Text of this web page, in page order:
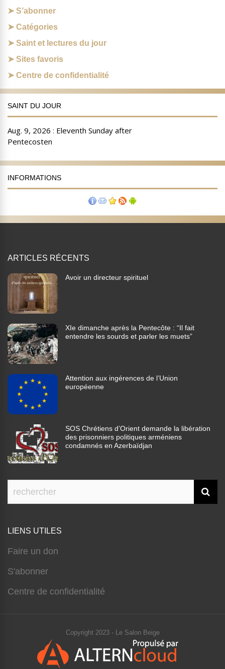
S’abonner
Catégories
Saint et lectures du jour
Sites favoris
Centre de confidentialité
SAINT DU JOUR
INFORMATIONS
ARTICLES RÉCENTS
Avoir un directeur spirituel
XIe dimanche après la Pentecôte : “Il fait
entendre les sourds et parler les muets”
Attention aux ingérences de l’Union
européenne
SOS Chrétiens d’Orient demande la libération
des prisonniers politiques arméniens
condamnés en Azerbaïdjan
LIENS UTILES
Faire un don
S'abonner
Centre de confidentialité
Copyright 2023 - Le Salon Beige